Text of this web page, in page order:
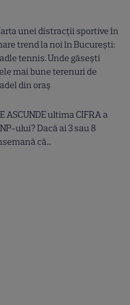
unei distracții sportive în
trend la noi în București:
tennis. Unde găsești
mai bune terenuri de
din oraș
ASCUNDE ultima CIFRA a
ului? Dacă ai 3 sau 8
că...